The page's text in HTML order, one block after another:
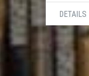
DETAILS